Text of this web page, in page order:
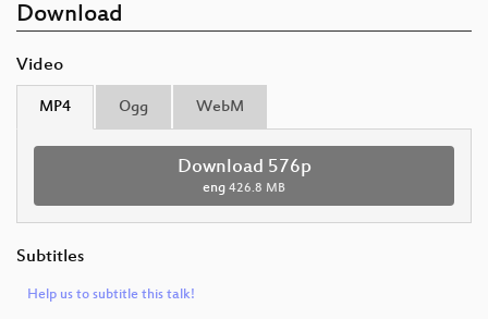
Download
Video
MP4 Ogg WebM
Download 576p
eng 426.8 MB
Subtitles
Help us to subtitle this talk!